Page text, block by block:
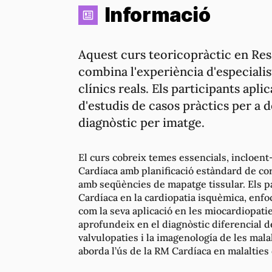
Informació
Aquest curs teoricopràctic en
combina l'experiència
clínics reals. Els participants
d'estudis de casos pràctics per a
diagnòstic per imatge.
El curs cobreix temes essencials,
Cardíaca amb planificació estàndard de
amb seqüències de mapatge tissular. Els
Cardíaca en la cardiopatia isquèmica,
com la seva aplicació en les
aprofundeix en el diagnòstic diferencial
valvulopaties i la imagenología de les
aborda l’ús de la RM Cardíaca en